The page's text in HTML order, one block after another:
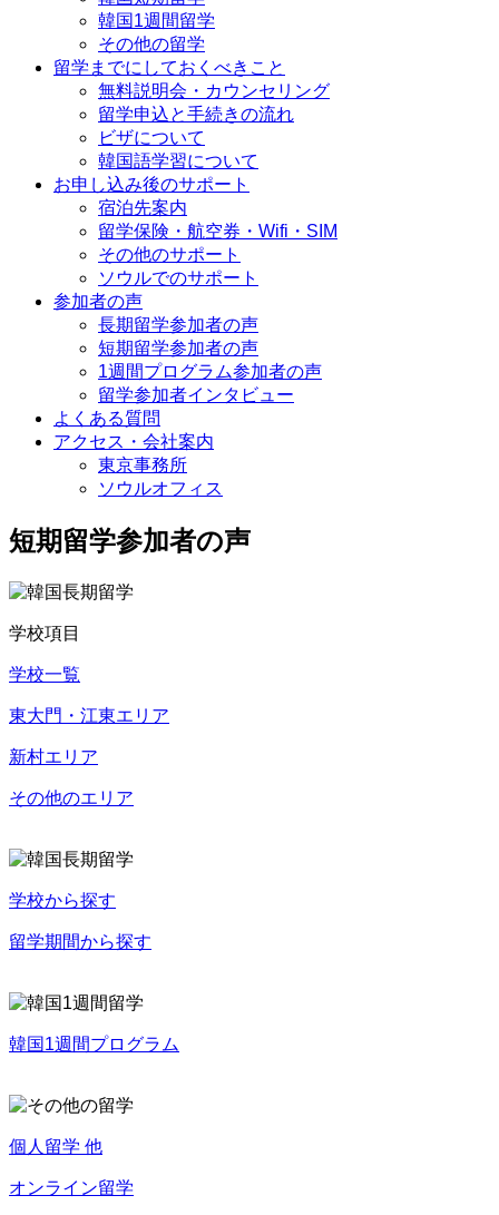
韓国1週間留学
その他の留学
留学までにしておくべきこと
無料説明会・カウンセリング
留学申込と手続きの流れ
ビザについて
韓国語学習について
お申し込み後のサポート
宿泊先案内
留学保険・航空券・Wifi・SIM
その他のサポート
ソウルでのサポート
参加者の声
長期留学参加者の声
短期留学参加者の声
1週間プログラム参加者の声
留学参加者インタビュー
よくある質問
アクセス・会社案内
東京事務所
ソウルオフィス
短期留学参加者の声
学校項目
学校一覧
東大門・江東エリア
新村エリア
その他のエリア
学校から探す
留学期間から探す
韓国1週間プログラム
個人留学 他
オンライン留学